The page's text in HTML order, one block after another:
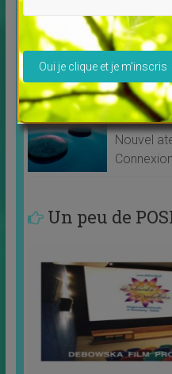
↳
merveilleux[…]
↳
Nouvel
Un peu de
Veuillez laisser ce champ